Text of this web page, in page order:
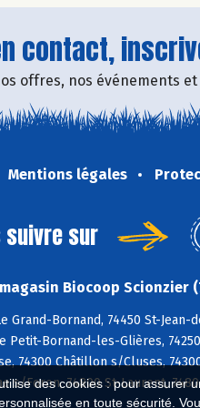
des cookies : pour
en toute sécurité.
contact,
offres, nos événements
Mentions légales
suivre sur
Biocoop Scionzier
Grand-Bornand, 74450 St-Jean-
Petit-Bornand-les-Glières,
74300 Châtillon s/Cluses,
s/Foron, 74800 St-Laurent,